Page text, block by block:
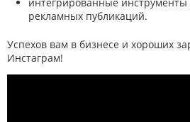
рекламных публикаций.
Успехов вам в бизнесе и хороших
Инстаграм!